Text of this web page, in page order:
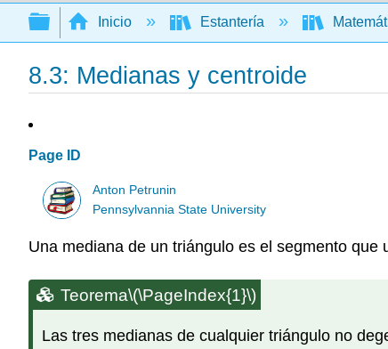
Buscar
Expandir/contraer jerarquía global
Inicio Estantería
8.3: Medianas y centroide
Page ID
Anton Petrunin
Pennsylvannia State University
Una mediana de un triángulo es el segmento
Teorema\(\PageIndex{1}\)
Las tres medianas de cualquier triángulo no